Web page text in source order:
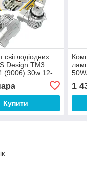
світлодіодних
Design TM3
(9006) 30w 12-
Купити
1